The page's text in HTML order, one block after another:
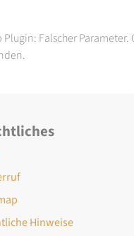
Plugin: Falscher
Hinweise